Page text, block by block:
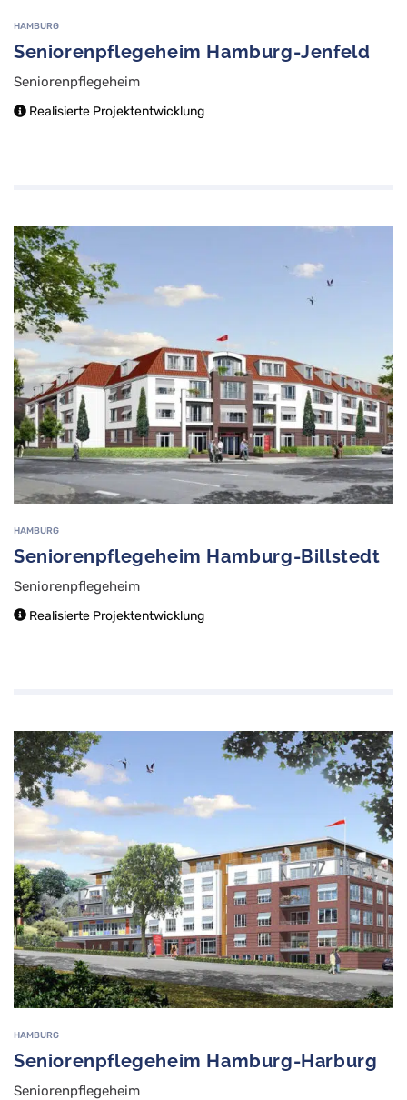
HAMBURG
Seniorenpflegeheim Hamburg-Jenfeld
Seniorenpflegeheim
Realisierte Projektentwicklung
HAMBURG
Seniorenpflegeheim Hamburg-Billstedt
Seniorenpflegeheim
Realisierte Projektentwicklung
HAMBURG
Seniorenpflegeheim Hamburg-Harburg
Seniorenpflegeheim